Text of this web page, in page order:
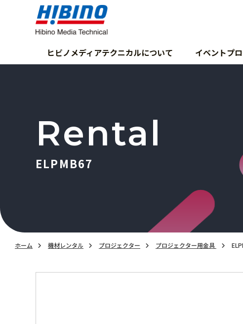
ヒビノメディアテクニカルについて イベントプ
ホーム 機材レンタル プロジェクター プロジェクター用金具
Rental
ELPMB67